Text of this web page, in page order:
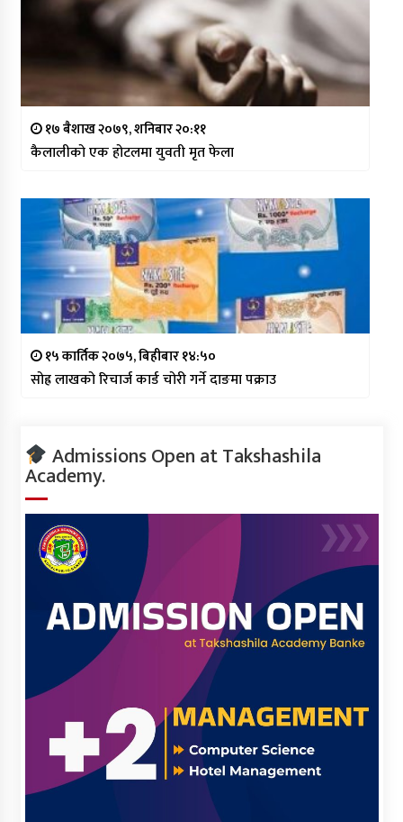
१७ बैशाख २०७९, शनिबार २०:११
कैलालीको एक होटलमा युवती मृत फेला
१५ कार्तिक २०७५, बिहीबार १४:५०
सोह्र लाखको रिचार्ज कार्ड चोरी गर्ने दाङमा पक्राउ
Admissions Open at Takshashila
Academy.